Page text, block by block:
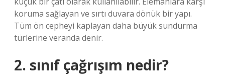
koruma sağlayan ve sırtı duvara dönük bir yapı.
Tüm ön cepheyi kaplayan daha büyük sundurma
türlerine veranda denir.
2. sınıf çağrışım nedir?